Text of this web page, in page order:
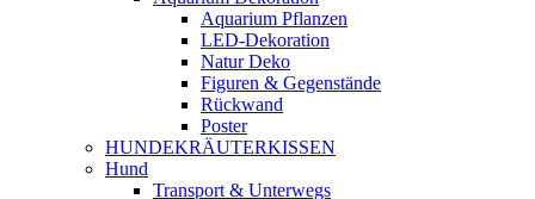
Aquarium Pflanzen
LED-Dekoration
Natur Deko
Figuren & Gegenstände
Rückwand
Poster
HUNDEKRÄUTERKISSEN
Hund
Transport & Unterwegs